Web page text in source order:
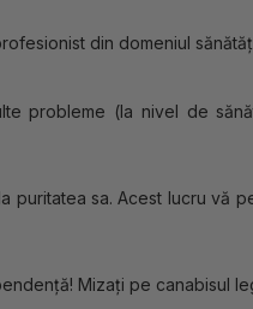
din domeniul
probleme (la nivel de
sa. Acest lucru vă
Mizați pe canabisul